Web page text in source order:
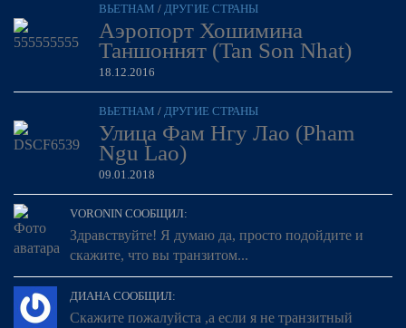
ВЬЕТНАМ / ДРУГИЕ СТРАНЫ
Аэропорт Хошимина
Таншоннят (Tan Son Nhat)
18.12.2016
ВЬЕТНАМ / ДРУГИЕ СТРАНЫ
Улица Фам Нгу Лао (Pham
Ngu Lao)
09.01.2018
VORONIN СООБЩИЛ:
Здравствуйте! Я думаю да, просто подойдите и
скажите, что вы транзитом...
ДИАНА СООБЩИЛ:
Скажите пожалуйста ,а если я не транзитный